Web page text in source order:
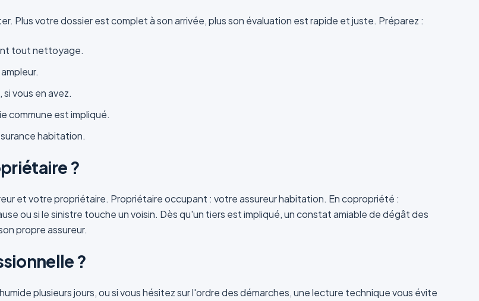
Plus votre dossier est complet à son arrivée, plus son évaluation est rapide et juste. Préparez :
tout nettoyage.
vous en avez.
commune est impliqué.
habitation.
?
et votre propriétaire. Propriétaire occupant : votre assureur habitation. En copropriété :
ou si le sinistre touche un voisin. Dès qu'un tiers est impliqué, un constat amiable de dégât des
propre assureur.
?
plusieurs jours, ou si vous hésitez sur l'ordre des démarches, une lecture technique vous évite